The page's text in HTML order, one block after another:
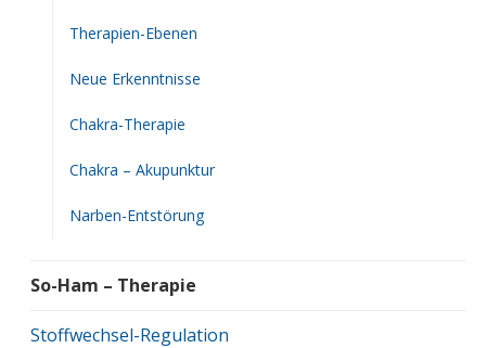
Therapien-Ebenen
Neue Erkenntnisse
Chakra-Therapie
Chakra – Akupunktur
Narben-Entstörung
So-Ham – Therapie
Stoffwechsel-Regulation